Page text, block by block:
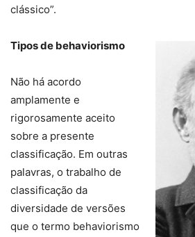
clássico”.
Tipos de behaviorismo
Não há acordo
amplamente e
rigorosamente aceito
sobre a presente
classificação. Em outras
palavras, o trabalho de
classificação da
diversidade de versões
que o termo behaviorismo